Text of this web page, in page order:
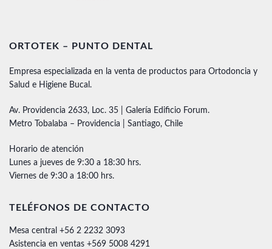
ORTOTEK – PUNTO DENTAL
Empresa especializada en la venta de productos para Ortodoncia y
Salud e Higiene Bucal.
Av. Providencia 2633, Loc. 35 | Galería Edificio Forum.
Metro Tobalaba – Providencia | Santiago, Chile
Horario de atención
Lunes a jueves de 9:30 a 18:30 hrs.
Viernes de 9:30 a 18:00 hrs.
TELÉFONOS DE CONTACTO
Mesa central +56 2 2232 3093
Asistencia en ventas +569 5008 4291